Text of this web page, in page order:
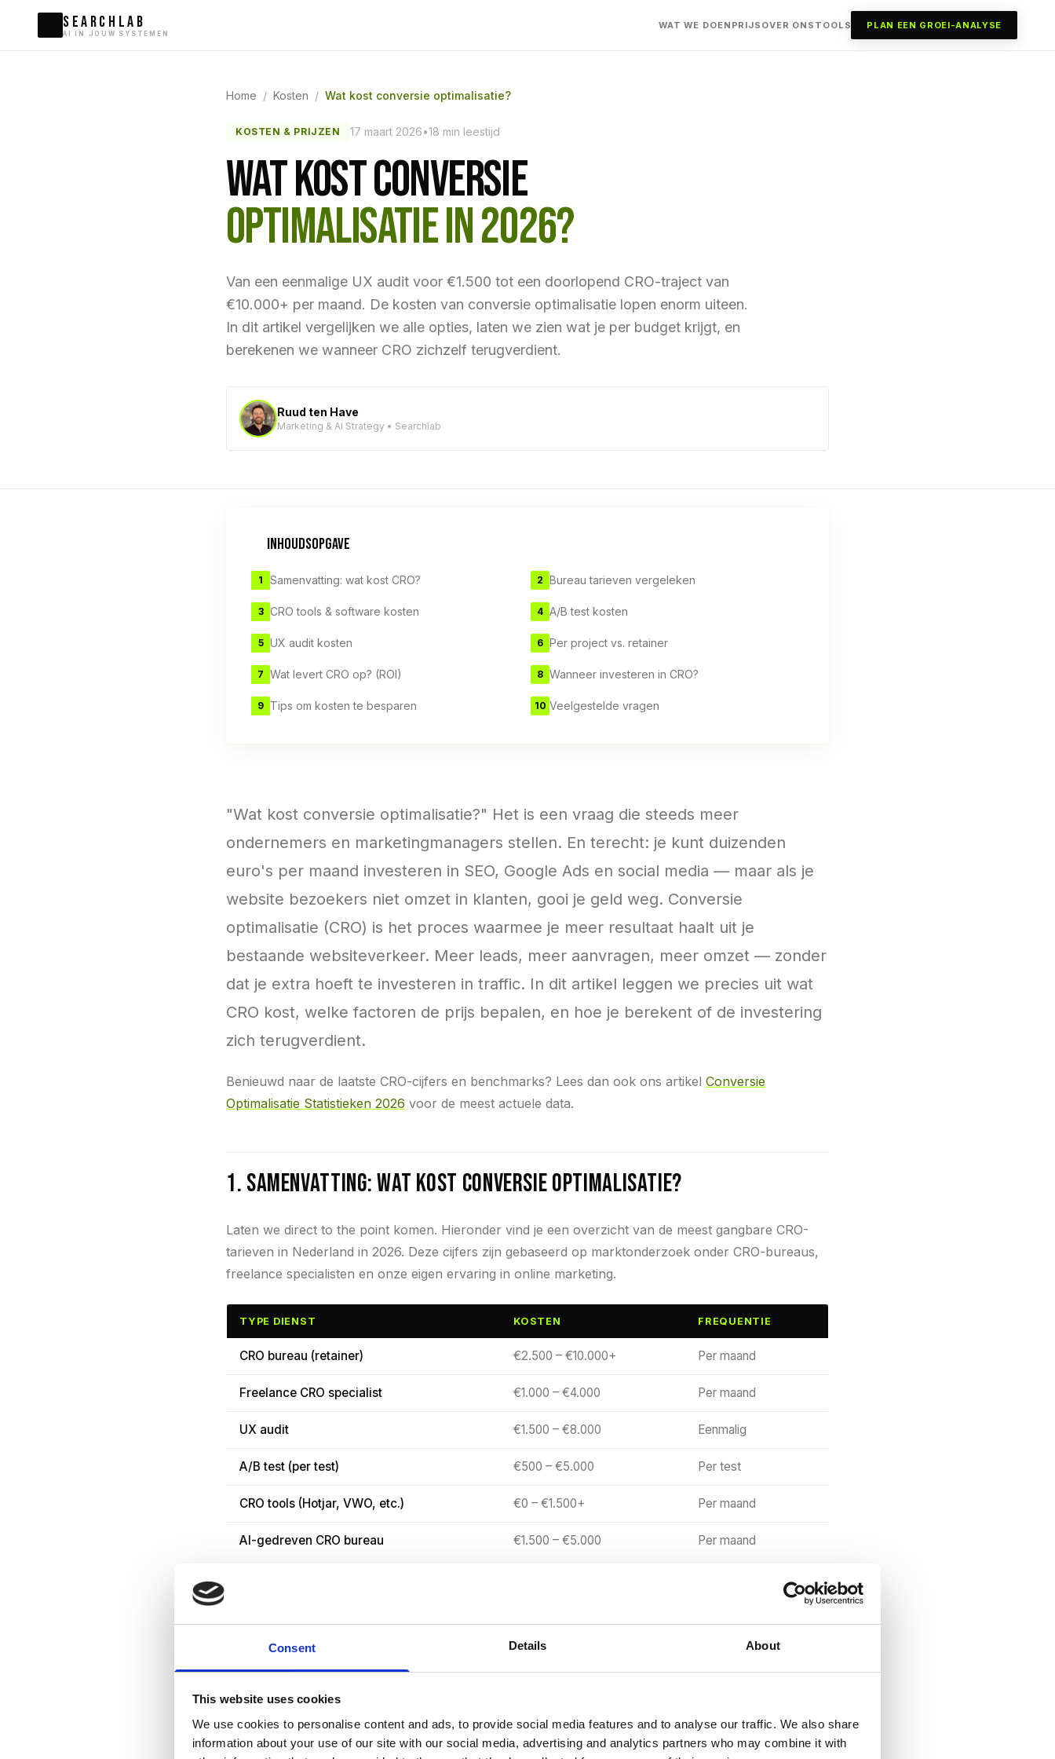
Consent Details About
This website uses cookies
We use cookies to personalise content and ads, to provide social media features and to analyse our traffic. We also share
information about your use of our site with our social media, advertising and analytics partners who may combine it with
SEARCHLAB
AI IN JOUW SYSTEMEN
WAT WE DOEN PRIJS OVER ONS TOOLS PLAN EEN GROEI-ANALYSE
Home / Kosten / Wat kost conversie optimalisatie?
KOSTEN & PRIJZEN 17 maart 2026•18 min leestijd
WAT KOST CONVERSIE
OPTIMALISATIE IN 2026?
Van een eenmalige UX audit voor €1.500 tot een doorlopend CRO-traject van
€10.000+ per maand. De kosten van conversie optimalisatie lopen enorm uiteen.
In dit artikel vergelijken we alle opties, laten we zien wat je per budget krijgt, en
berekenen we wanneer CRO zichzelf terugverdient.
Ruud ten Have
Marketing & AI Strategy • Searchlab
INHOUDSOPGAVE
1 Samenvatting: wat kost CRO? 2 Bureau tarieven vergeleken
3 CRO tools & software kosten 4 A/B test kosten
5 UX audit kosten 6 Per project vs. retainer
7 Wat levert CRO op? (ROI) 8 Wanneer investeren in CRO?
9 Tips om kosten te besparen 10 Veelgestelde vragen
"Wat kost conversie optimalisatie?" Het is een vraag die steeds meer
ondernemers en marketingmanagers stellen. En terecht: je kunt duizenden
euro's per maand investeren in SEO, Google Ads en social media — maar als je
website bezoekers niet omzet in klanten, gooi je geld weg. Conversie
optimalisatie (CRO) is het proces waarmee je meer resultaat haalt uit je
bestaande websiteverkeer. Meer leads, meer aanvragen, meer omzet — zonder
dat je extra hoeft te investeren in traffic. In dit artikel leggen we precies uit wat
CRO kost, welke factoren de prijs bepalen, en hoe je berekent of de investering
zich terugverdient.
Benieuwd naar de laatste CRO-cijfers en benchmarks? Lees dan ook ons artikel Conversie
Optimalisatie Statistieken 2026 voor de meest actuele data.
1. Samenvatting: wat kost conversie optimalisatie?
Laten we direct to the point komen. Hieronder vind je een overzicht van de meest gangbare CRO-
tarieven in Nederland in 2026. Deze cijfers zijn gebaseerd op marktonderzoek onder CRO-bureaus,
freelance specialisten en onze eigen ervaring in online marketing.
TYPE DIENST KOSTEN FREQUENTIE
CRO bureau (retainer) €2.500 – €10.000+ Per maand
Freelance CRO specialist €1.000 – €4.000 Per maand
UX audit €1.500 – €8.000 Eenmalig
A/B test (per test) €500 – €5.000 Per test
CRO tools (Hotjar, VWO, etc.) €0 – €1.500+ Per maand
AI-gedreven CRO bureau €1.500 – €5.000 Per maand
De spreiding is groot, en dat is logisch. Een eenvoudige heatmap-analyse met drie verbeterpunten is
user research en een dedicated team. In de rest van dit artikel zoomen we in op elk onderdeel.
Wat bepaalt de prijs van CRO?
Voordat we per onderdeel inzoomen, is het goed om te begrijpen welke factoren de totaalprijs van